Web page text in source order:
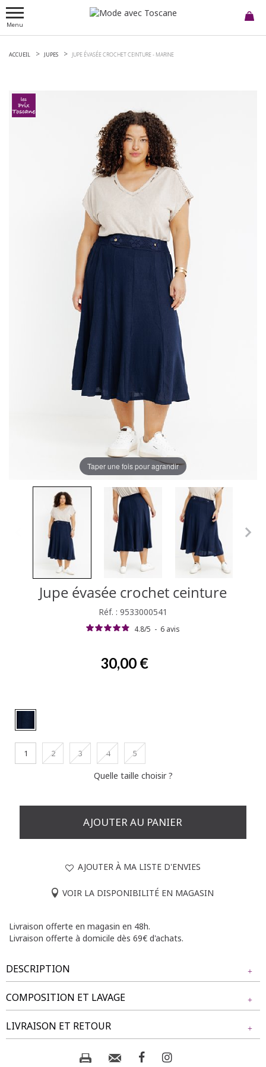
Menu
ACCUEIL JUPES JUPE ÉVASÉE CROCHET CEINTURE - MARINE
Taper une fois pour agrandir
Jupe évasée crochet ceinture
Réf. : 9533000541
4.8/5 - 6 avis
30,00 €
1 2 3 4 5
Quelle taille choisir ?
AJOUTER AU PANIER
AJOUTER À MA LISTE D'ENVIES
VOIR LA DISPONIBILITÉ EN MAGASIN
Livraison offerte en magasin en 48h.
Livraison offerte à domicile dès 69€ d'achats.
DESCRIPTION
Jupe évasée avec fleurs et ceinture au crochet. Coupe
évasée. Longueur mi-mollets. Coloris uni. Matière fine au
tombé fluide. Doublure. Large taille élastiquée ornée d'une
bande rectangulaire ton sur ton sur le devant, réalisée au
crochet. 3 fleurs ton sur ton sur la bande en crochet. Bouton
coco au centre des fleurs des extrémités.
COMPOSITION ET LAVAGE
Tissu principal : 100% POLYESTER
Doublure : 100% POLYESTER
Composition et lavage :
LIVRAISON ET RETOUR
NOS MODES DE LIVRAISON